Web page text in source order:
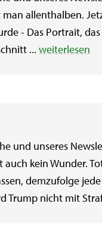
allenthalben.
- Das Portrait,
... weiterlesen
und unseres
kein Wunder.
demzufolge
Trump nicht mit